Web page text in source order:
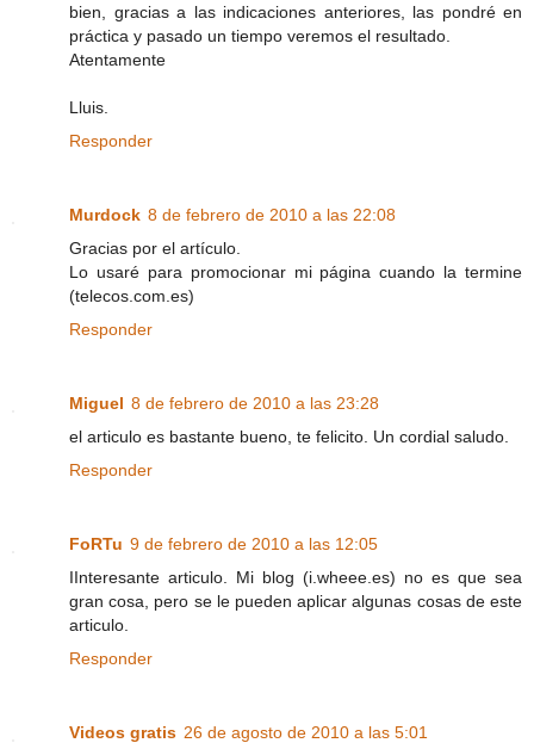
bien, gracias a las indicaciones anteriores, las pondré en
práctica y pasado un tiempo veremos el resultado.
Atentamente
Lluis.
Responder
Murdock 8 de febrero de 2010 a las 22:08
Gracias por el artículo.
Lo usaré para promocionar mi página cuando la termine
(telecos.com.es)
Responder
Miguel 8 de febrero de 2010 a las 23:28
el articulo es bastante bueno, te felicito. Un cordial saludo.
Responder
FoRTu 9 de febrero de 2010 a las 12:05
IInteresante articulo. Mi blog (i.wheee.es) no es que sea
gran cosa, pero se le pueden aplicar algunas cosas de este
articulo.
Responder
Videos gratis 26 de agosto de 2010 a las 5:01